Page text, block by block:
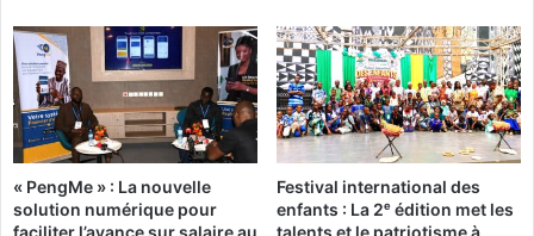
s
t
r
a
t
é
g
i
a
p
l
u
s
0
%
« PengMe » : La nouvelle
solution numérique pour
Festival international des
enfants : La 2ᵉ édition met les